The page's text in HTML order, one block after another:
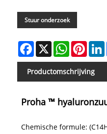
Stuur onderzoek
Facebook
X WhatsApp
Productomschrijving
Proha ™
Chemische formule: